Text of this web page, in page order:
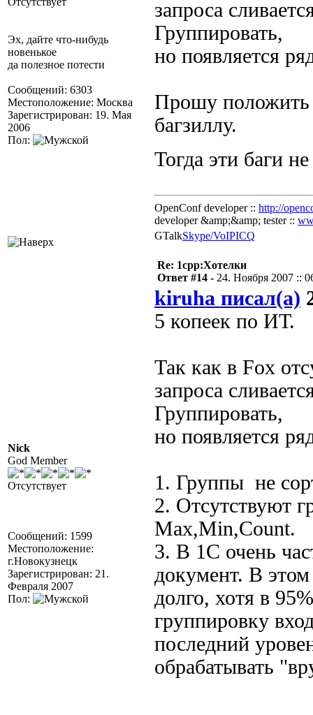
Эх, дайте что-нибудь
новенькое
да полезное потести
Сообщений: 6303
Местоположение: Москва
Зарегистрирован: 19. Мая
2006
Пол:
запроса
Группировать,
но появляется
Прошу положить
багзиллу.
Тогда эти баги
OpenConf developer :: http://
developer &amp;&amp; tester ::
GTalkSkype/VoIPICQ
Nick
God Member
Отсутствует
Сообщений: 1599
Местоположение:
г.Новокузнецк
Зарегистрирован: 21.
Февраля 2007
Пол:
Re: 1cpp:Хотелки
Ответ #14 - 24. Ноября 2007 ::
kiruha писал(а)
5 копеек по ИТ.
Так как в Fox
запроса
Группировать,
но появляется
1. Группы не
2. Отсутствуют
Max,Min,Count.
3. В 1С очень
документ. В этом
долго, хотя в
группировку
последний
обрабатывать